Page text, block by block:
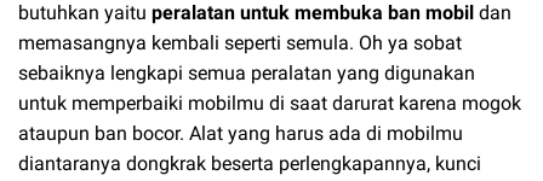
butuhkan yaitu peralatan untuk membuka ban mobil dan
memasangnya kembali seperti semula. Oh ya sobat
sebaiknya lengkapi semua peralatan yang digunakan
untuk memperbaiki mobilmu di saat darurat karena mogok
ataupun ban bocor. Alat yang harus ada di mobilmu
diantaranya dongkrak beserta perlengkapannya, kunci